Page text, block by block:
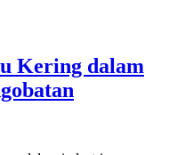
Kering dalam